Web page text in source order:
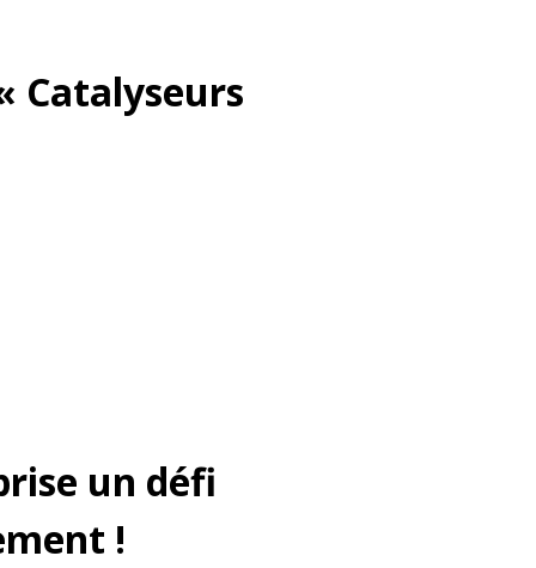
Catalyseurs
un défi
!